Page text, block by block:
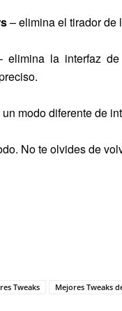
– elimina el tirador de
elimina la interfaz
un modo diferente de
No te olvides de
Tweaks Mejores Tweaks